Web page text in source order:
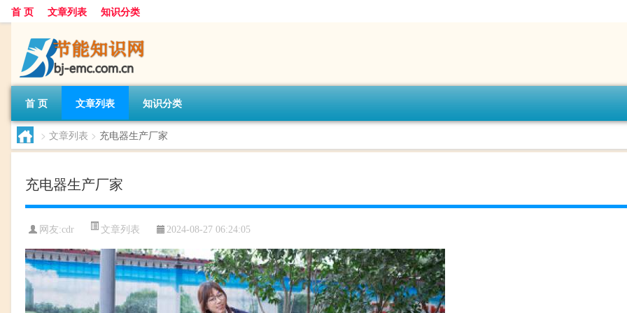
首 页 文章列表 知识分类
首 页 文章列表 知识分类
> 文章列表 > 充电器生产厂家
充电器生产厂家
网友:cdr 文章列表 2024-08-27 06:24:05